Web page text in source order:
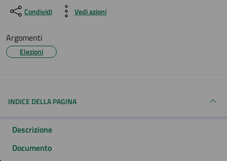
Condividi Vedi azioni
Argomenti
Elezioni
INDICE DELLA PAGINA
Descrizione
Documento